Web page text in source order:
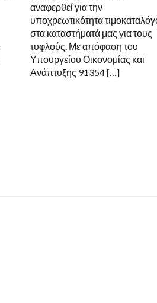
αναφερθεί για την
υποχρεωτικότητα
στα καταστήματά μας για τους
τυφλούς. Με απόφαση του
Υπουργείου Οικονομίας και
Ανάπτυξης 91354 […]